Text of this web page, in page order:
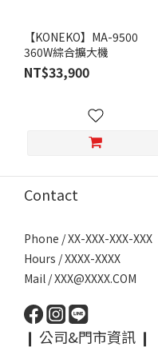
【KONEKO】MA-9500
360W綜合擴大機
NT$33,900
Contact
Phone / XX-XXX-XXX-XXX
Hours / XXXX-XXXX
Mail / XXX@XXXX.COM
❙ 公司&門市資訊 ❙